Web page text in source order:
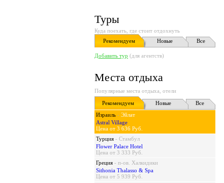
Туры
Куда поехать, где стоит отдохнуть
Рекомендуем
Новые Все
Добавить тур (для агентств)
Места отдыха
Популярные места отдыха, отели
Рекомендуем
Новые
Все
Израиль - Эйлат
Astral Village
Цена от 3 636 Руб.
Турция - Стамбул
Flower Palace Hotel
Цена от 3 333 Руб.
Греция - п-ов. Халкидики
Sithonia Thalasso & Spa
Цена от 5 939 Руб.